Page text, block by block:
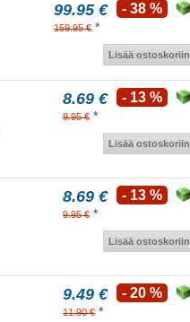
99.95 €
159.95 € *
- 38 %
Lisää ostoskoriin
8.69 €
9.95 € *
- 13 %
Lisää ostoskoriin
8.69 €
9.95 € *
- 13 %
Lisää ostoskoriin
9.49 €
11.90 € *
- 20 %